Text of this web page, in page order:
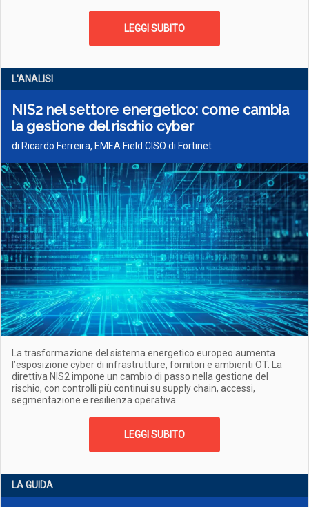
LEGGI SUBITO
L'ANALISI
NIS2 nel settore energetico: come cambia
la gestione del rischio cyber
di Ricardo Ferreira, EMEA Field CISO di Fortinet
La trasformazione del sistema energetico europeo aumenta
l’esposizione cyber di infrastrutture, fornitori e ambienti OT. La
direttiva NIS2 impone un cambio di passo nella gestione del
rischio, con controlli più continui su supply chain, accessi,
segmentazione e resilienza operativa
LEGGI SUBITO
LA GUIDA